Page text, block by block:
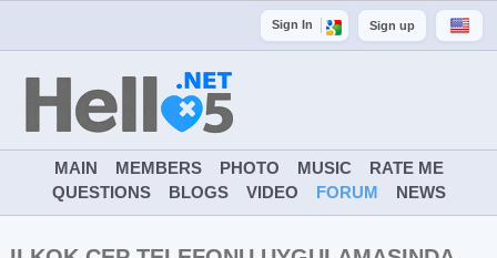
Sign In Sign up
MAIN MEMBERS PHOTO MUSIC
RATE ME
QUESTIONS
BLOGS VIDEO FORUM NEWS